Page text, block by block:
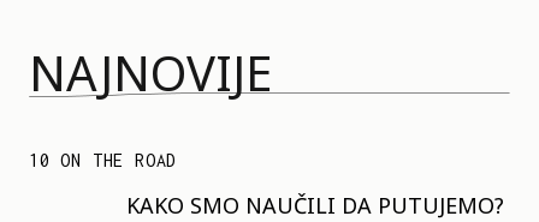
NAJNOVIJE
10 ON THE ROAD
KAKO SMO NAUČILI DA PUTUJEMO?